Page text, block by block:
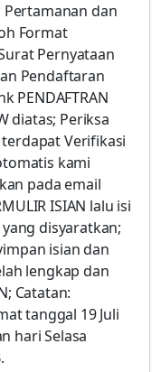
Pertamanan dan
Format
Pernyataan
Pendaftaran
PENDAFTRAN
diatas; Periksa
terdapat Verifikasi
kami
pada email
ISIAN lalu isi
disyaratkan;
isian dan
lengkap dan
Catatan:
tanggal 19 Juli
hari Selasa